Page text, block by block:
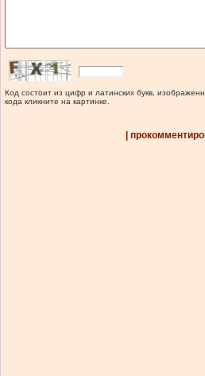
Код состоит из цифр и латинских букв,
кода кликните на картинке.
|